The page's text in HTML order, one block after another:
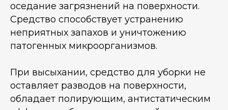
оседание загрязнений на поверхности.
Средство способствует устранению
неприятных запахов и уничтожению
патогенных микроорганизмов.
При высыхании, средство для уборки не
оставляет разводов на поверхности,
обладает полирующим, антистатическим